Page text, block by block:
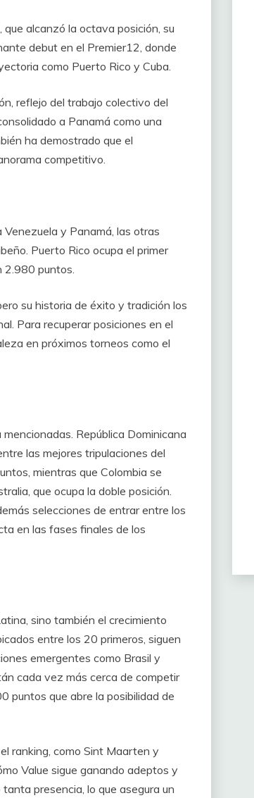
alcanzó la octava posición, su
debut en el Premier12, donde
como Puerto Rico y Cuba.
reflejo del trabajo colectivo del
a Panamá como una
ha demostrado que el
competitivo.
y Panamá, las otras
Puerto Rico ocupa el primer
2.980 puntos.
su historia de éxito y tradición los
Para recuperar posiciones en el
en próximos torneos como el
República Dominicana
las mejores tripulaciones del
mientras que Colombia se
que ocupa la doble posición.
selecciones de entrar entre los
en las fases finales de los
sino también el crecimiento
entre los 20 primeros, siguen
emergentes como Brasil y
cada vez más cerca de competir
puntos que abre la posibilidad de
ranking, como Sint Maarten y
Value sigue ganando adeptos y
presencia, lo que asegura un